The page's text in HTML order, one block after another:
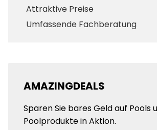
Attraktive Preise
Umfassende Fachberatung
AMAZINGDEALS
Sparen Sie bares Geld auf Pools
Poolprodukte in Aktion.